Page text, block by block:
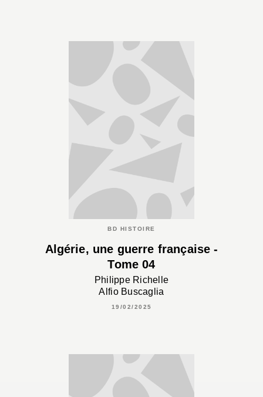
BD HISTOIRE
Algérie, une guerre française -
Tome 04
Philippe Richelle
Alfio Buscaglia
19/02/2025